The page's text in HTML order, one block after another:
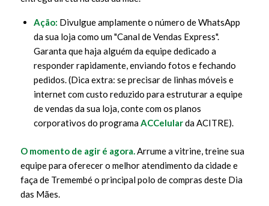
Ação: Divulgue amplamente o número de WhatsApp
da sua loja como um "Canal de Vendas Express".
Garanta que haja alguém da equipe dedicado a
responder rapidamente, enviando fotos e fechando
pedidos.(Dica extra: se precisar de linhas móveis e
internet com custo reduzido para estruturar a equipe
de vendas da sua loja, conte com os planos
corporativos do programaACCelularda ACITRE).
O momento de agir é agora.Arrume a vitrine, treine sua
equipe para oferecer o melhor atendimento da cidade e
faça de Tremembé o principal polo de compras deste Dia
das Mães.